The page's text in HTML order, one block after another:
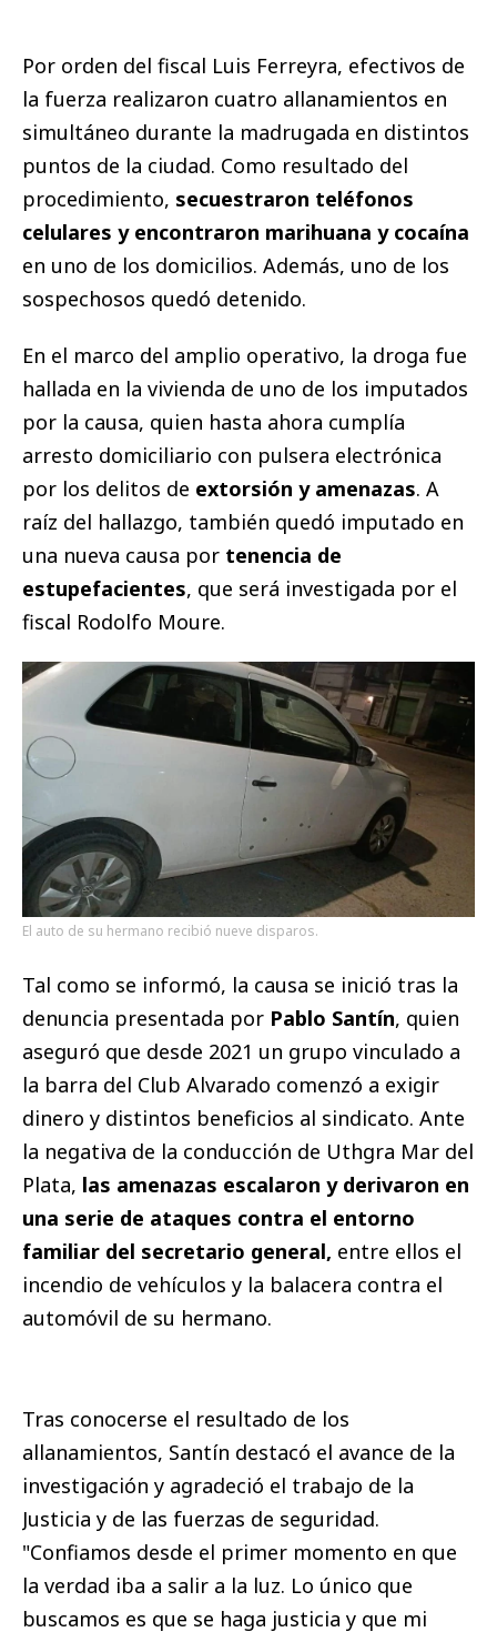
Por orden del fiscal Luis Ferreyra, efectivos de
la fuerza realizaron cuatro allanamientos en
simultáneo durante la madrugada en distintos
puntos de la ciudad. Como resultado del
procedimiento, secuestraron teléfonos
celulares y encontraron marihuana y cocaína
en uno de los domicilios. Además, uno de los
sospechosos quedó detenido.
En el marco del amplio operativo, la droga fue
hallada en la vivienda de uno de los imputados
por la causa, quien hasta ahora cumplía
arresto domiciliario con pulsera electrónica
por los delitos de extorsión y amenazas. A
raíz del hallazgo, también quedó imputado en
una nueva causa por tenencia de
estupefacientes, que será investigada por el
fiscal Rodolfo Moure.
El auto de su hermano recibió nueve disparos.
Tal como se informó, la causa se inició tras la
denuncia presentada por Pablo Santín, quien
aseguró que desde 2021 un grupo vinculado a
la barra del Club Alvarado comenzó a exigir
dinero y distintos beneficios al sindicato. Ante
la negativa de la conducción de Uthgra Mar del
Plata, las amenazas escalaron y derivaron en
una serie de ataques contra el entorno
familiar del secretario general, entre ellos el
incendio de vehículos y la balacera contra el
automóvil de su hermano.
Tras conocerse el resultado de los
allanamientos, Santín destacó el avance de la
investigación y agradeció el trabajo de la
Justicia y de las fuerzas de seguridad.
"Confiamos desde el primer momento en que
la verdad iba a salir a la luz. Lo único que
buscamos es que se haga justicia y que mi